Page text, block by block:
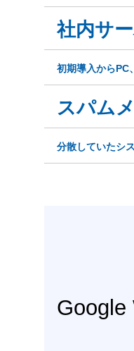
社内サ
初期導入からPC
スパム
分散していたシ
Google